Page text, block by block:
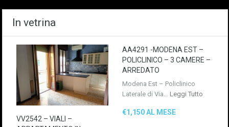
In vetrina
VV2542 – VIALI –
AA4291 -MODENA EST –
POLICLINICO – 3 CAMERE –
ARREDATO
Modena Est – Policlinico
Laterale di Via… Leggi Tutto
€1,150 AL MESE